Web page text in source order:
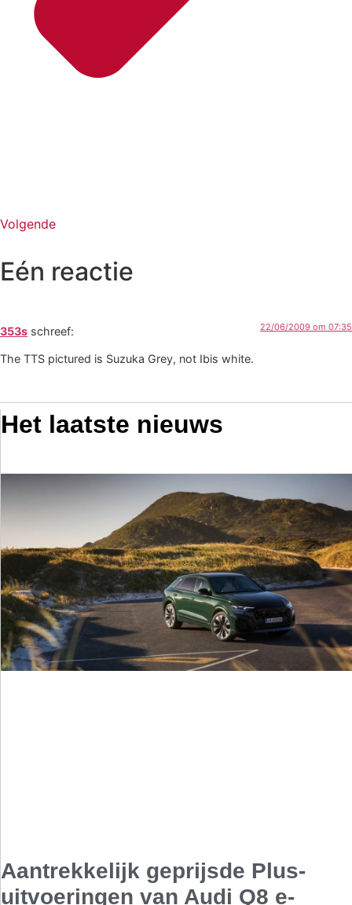
Volgende
Eén reactie
353s schreef: 22/06/2009 om 07:35
The TTS pictured is Suzuka Grey, not Ibis white.
Het laatste nieuws
Aantrekkelijk geprijsde Plus-
uitvoeringen van Audi Q8 e-